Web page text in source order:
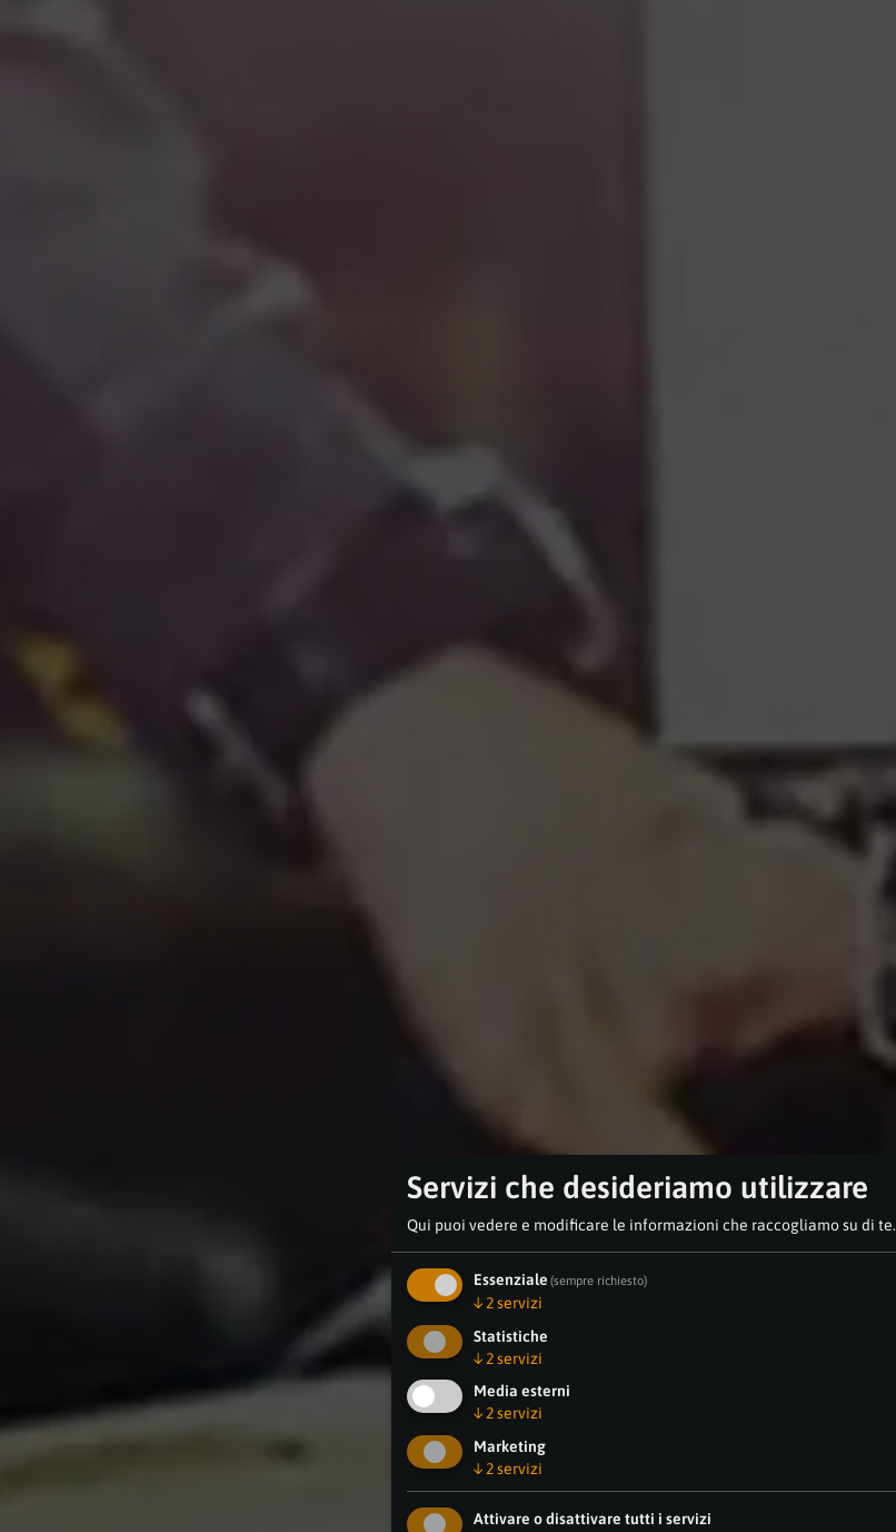
Servizi che desideriamo utilizzare
Qui puoi vedere e modificare le informazioni che raccogliamo su di te.
Essenziale (sempre richiesto)
↓ 2servizi
Statistiche
↓ 2servizi
Media esterni
↓2servizi
Marketing
↓ 2servizi
Attivare o disattivare tutti i servizi